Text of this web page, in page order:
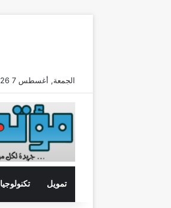
الجمعة, أغسطس 7 2026
تمويل تكنولوجيا